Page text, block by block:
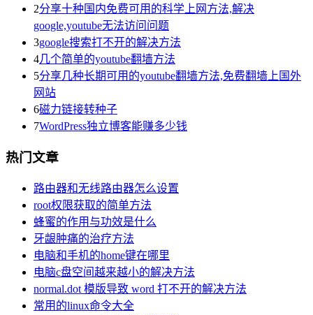
2分享十种国内免费可用的科学上网方法,解决
google,youtube无法访问问题
3google搜索打不开的解决方法
4几个简单的youtube翻墙方法
5分享几种长期可用的youtube翻墙方法,免费翻墙上国外
网站
6磁力链接转种子
7WordPress独立博客能赚多少钱
热门文章
路由器和无线路由器怎么设置
root权限获取的简单方法
蜂蜜的作用与功效是什么
牙龈肿痛的治疗方法
电脑和手机的home键在哪里
电脑c盘空间越来越小的解决方法
normal.dot 模版导致 word 打不开的解决方法
常用的linux命令大全